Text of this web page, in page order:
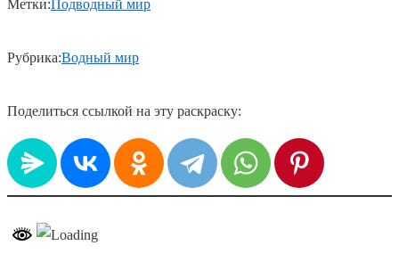
Метки:Подводный мир
Рубрика:Водный мир
Поделиться ссылкой на эту раскраску: